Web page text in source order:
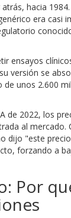
hacia
era casi
ensayos
versión se
unos 2.600
de 2022, los
al mercado.
dijo "este
forzando a
Por